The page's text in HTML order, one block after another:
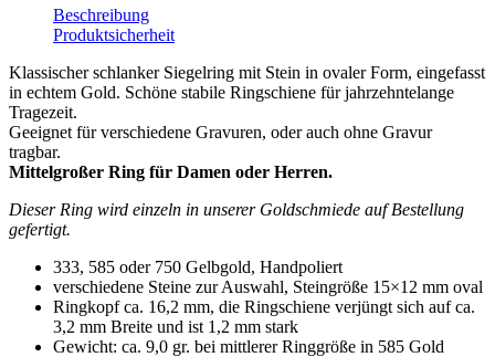
tailliert
Menge
Beschreibung
Produktsicherheit
Klassischer schlanker Siegelring mit Stein in ovaler Form, eingefasst
in echtem Gold. Schöne stabile Ringschiene für jahrzehntelange
Tragezeit.
Geeignet für verschiedene Gravuren, oder auch ohne Gravur
tragbar.
Mittelgroßer Ring für Damen oder Herren.
Dieser Ring wird einzeln in unserer Goldschmiede auf Bestellung
gefertigt.
333, 585 oder 750 Gelbgold, Handpoliert
verschiedene Steine zur Auswahl, Steingröße 15×12 mm oval
Ringkopf ca. 16,2 mm, die Ringschiene verjüngt sich auf ca.
3,2 mm Breite und ist 1,2 mm stark
Gewicht: ca. 9,0 gr. bei mittlerer Ringgröße in 585 Gold